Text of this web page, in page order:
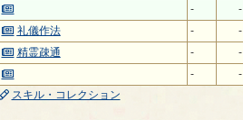
-
-
礼儀作法
- -
精霊疎通
- -
-
-
スキル・コレクション